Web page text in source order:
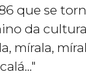
que se
da
mírala,